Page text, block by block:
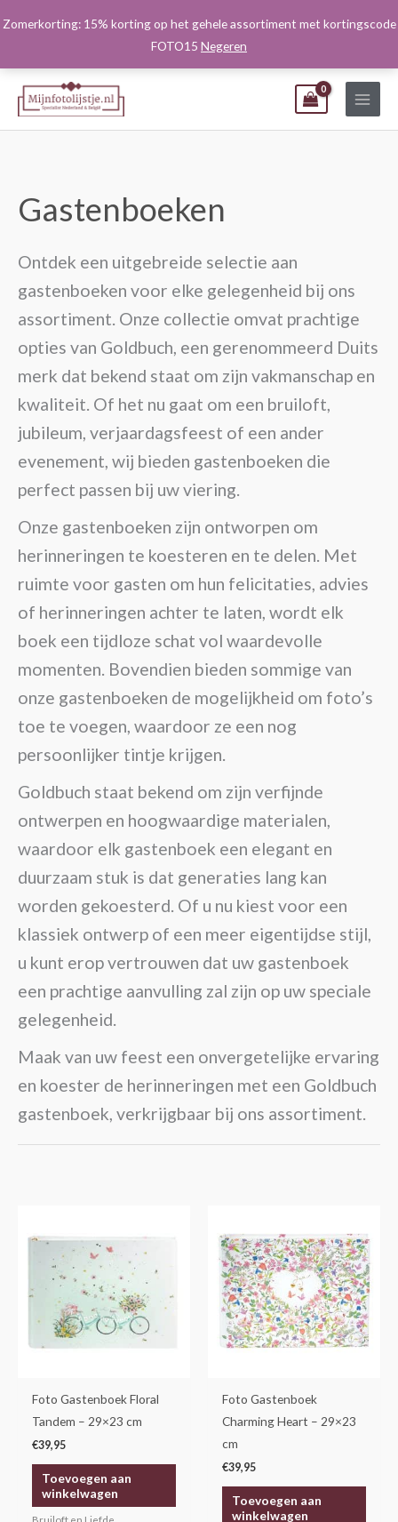
Zomerkorting: 15% korting op het gehele assortiment met kortingscode
FOTO15 Negeren
naar
Gastenboeken
Ontdek een uitgebreide selectie aan
gastenboeken voor elke gelegenheid bij ons
assortiment. Onze collectie omvat prachtige
opties van Goldbuch, een gerenommeerd Duits
merk dat bekend staat om zijn vakmanschap en
kwaliteit. Of het nu gaat om een bruiloft,
jubileum, verjaardagsfeest of een ander
evenement, wij bieden gastenboeken die
perfect passen bij uw viering.
Onze gastenboeken zijn ontworpen om
herinneringen te koesteren en te delen. Met
ruimte voor gasten om hun felicitaties, advies
of herinneringen achter te laten, wordt elk
boek een tijdloze schat vol waardevolle
momenten. Bovendien bieden sommige van
onze gastenboeken de mogelijkheid om foto’s
toe te voegen, waardoor ze een nog
persoonlijker tintje krijgen.
Goldbuch staat bekend om zijn verfijnde
ontwerpen en hoogwaardige materialen,
waardoor elk gastenboek een elegant en
duurzaam stuk is dat generaties lang kan
worden gekoesterd. Of u nu kiest voor een
klassiek ontwerp of een meer eigentijdse stijl,
u kunt erop vertrouwen dat uw gastenboek
een prachtige aanvulling zal zijn op uw speciale
gelegenheid.
Maak van uw feest een onvergetelijke ervaring
en koester de herinneringen met een Goldbuch
gastenboek, verkrijgbaar bij ons assortiment.
Foto Gastenboek Floral
Tandem – 29×23 cm
€39,95
Toevoegen aan
winkelwagen
Bruiloft en Liefde
Foto Gastenboek
Charming Heart – 29×23
cm
€39,95
Toevoegen aan
winkelwagen